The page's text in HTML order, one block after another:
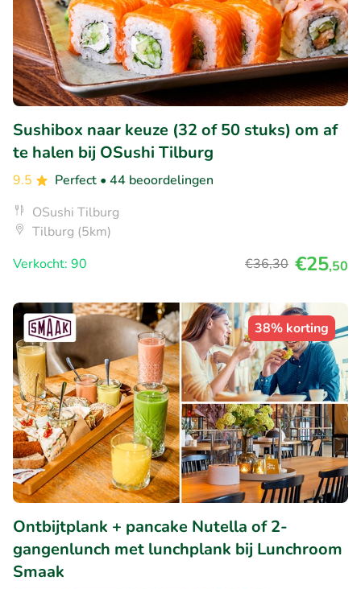
Sushibox naar keuze (32 of 50 stuks) om af
te halen bij OSushi Tilburg
9.5 Perfect • 44 beoordelingen
OSushi Tilburg
Tilburg (5km)
Verkocht: 90
€36,30 €25,50
38% korting
Ontbijtplank + pancake Nutella of 2-
gangenlunch met lunchplank bij Lunchroom
Smaak